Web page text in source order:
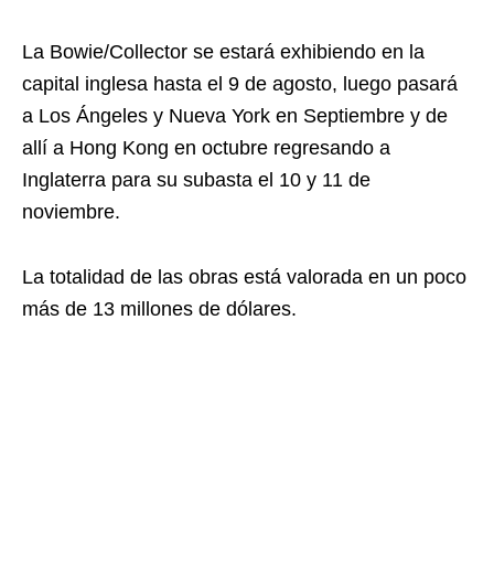
La Bowie/Collector se estará exhibiendo en la
capital inglesa hasta el 9 de agosto, luego pasará
a Los Ángeles y Nueva York en Septiembre y de
allí a Hong Kong en octubre regresando a
Inglaterra para su subasta el 10 y 11 de
noviembre.
La totalidad de las obras está valorada en un poco
más de 13 millones de dólares.